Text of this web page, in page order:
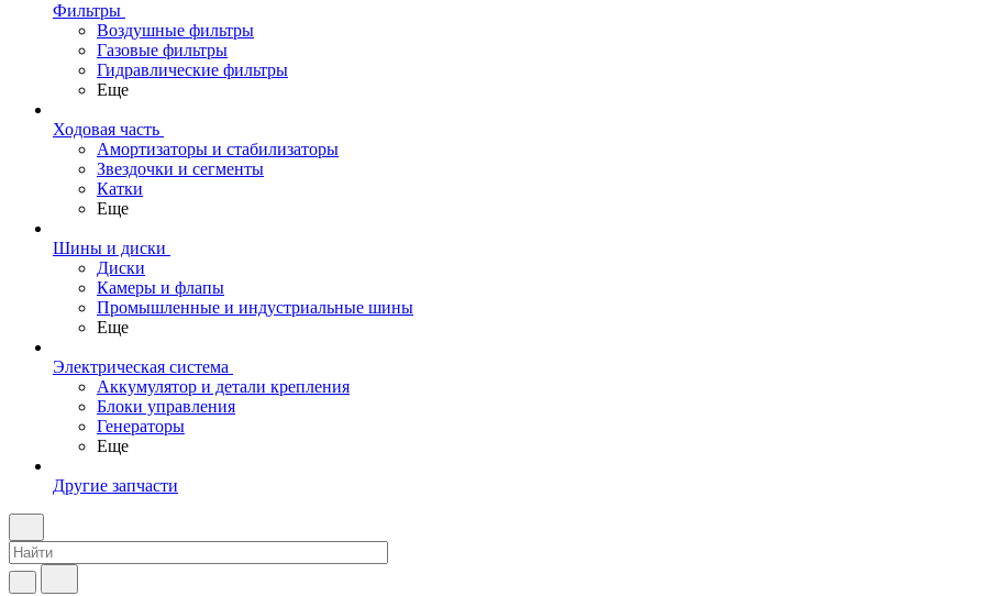
Фильтры
Воздушные фильтры
Газовые фильтры
Гидравлические фильтры
Еще
Ходовая часть
Амортизаторы и стабилизаторы
Звездочки и сегменты
Катки
Еще
Шины и диски
Диски
Камеры и флапы
Промышленные и индустриальные шины
Еще
Электрическая система
Аккумулятор и детали крепления
Блоки управления
Генераторы
Еще
Другие запчасти